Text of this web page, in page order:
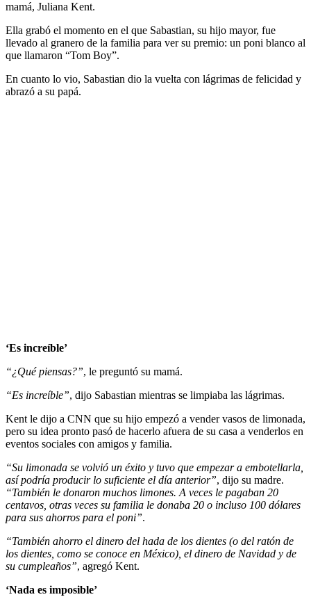
mamá, Juliana Kent.
Ella grabó el momento en el que Sabastian, su hijo mayor, fue
llevado al granero de la familia para ver su premio: un poni blanco al
que llamaron “Tom Boy”.
En cuanto lo vio, Sabastian dio la vuelta con lágrimas de felicidad y
abrazó a su papá.
‘Es increíble’
“¿Qué piensas?”, le preguntó su mamá.
“Es increíble”, dijo Sabastian mientras se limpiaba las lágrimas.
Kent le dijo a CNN que su hijo empezó a vender vasos de limonada,
pero su idea pronto pasó de hacerlo afuera de su casa a venderlos en
eventos sociales con amigos y familia.
“Su limonada se volvió un éxito y tuvo que empezar a embotellarla,
así podría producir lo suficiente el día anterior”, dijo su madre.
“También le donaron muchos limones. A veces le pagaban 20
centavos, otras veces su familia le donaba 20 o incluso 100 dólares
para sus ahorros para el poni”.
“También ahorro el dinero del hada de los dientes (o del ratón de
los dientes, como se conoce en México), el dinero de Navidad y de
su cumpleaños”, agregó Kent.
‘Nada es imposible’